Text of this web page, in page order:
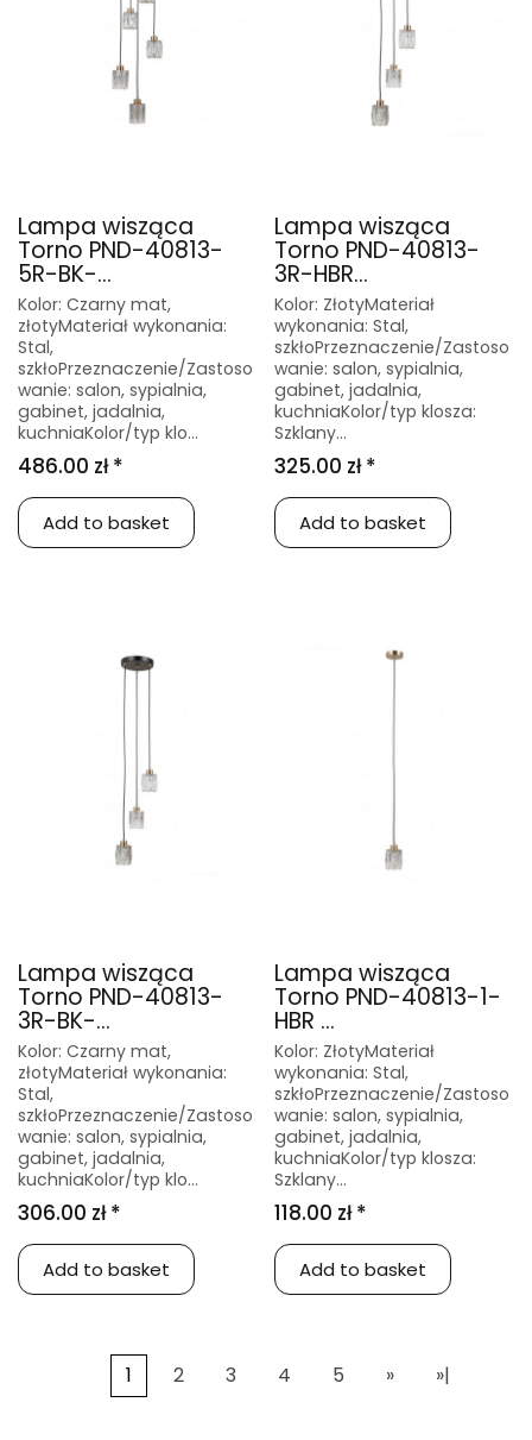
Lampa wisząca
Torno PND-40813-
5R-BK-...
Kolor: Czarny mat,
złotyMateriał wykonania:
Stal,
szkłoPrzeznaczenie/Zastoso
wanie: salon, sypialnia,
gabinet, jadalnia,
kuchniaKolor/typ klo...
486.00 zł *
Add to basket
Lampa wisząca
Torno PND-40813-
3R-HBR...
Kolor: ZłotyMateriał
wykonania: Stal,
szkłoPrzeznaczenie/Zastoso
wanie: salon, sypialnia,
gabinet, jadalnia,
kuchniaKolor/typ klosza:
Szklany...
325.00 zł *
Add to basket
Lampa wisząca
Torno PND-40813-
3R-BK-...
Kolor: Czarny mat,
złotyMateriał wykonania:
Stal,
szkłoPrzeznaczenie/Zastoso
wanie: salon, sypialnia,
gabinet, jadalnia,
kuchniaKolor/typ klo...
306.00 zł *
Add to basket
Lampa wisząca
Torno PND-40813-1-
HBR ...
Kolor: ZłotyMateriał
wykonania: Stal,
szkłoPrzeznaczenie/Zastoso
wanie: salon, sypialnia,
gabinet, jadalnia,
kuchniaKolor/typ klosza:
Szklany...
118.00 zł *
Add to basket
1 2 3 4 5 » »|